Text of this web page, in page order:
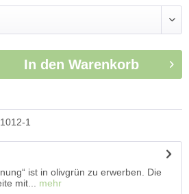
In den Warenkorb
1012-1
ist in olivgrün zu erwerben. Die
mit...
mehr